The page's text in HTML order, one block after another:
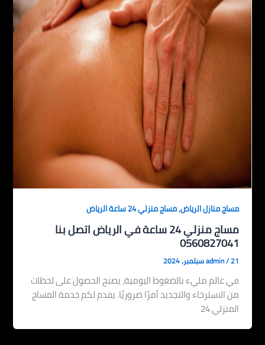
مساج منازل الرياض,مساج منزلي 24 ساعة الرياض
مساج منزلي 24 ساعة في الرياض اتصل بنا
0560827041
admin/21 سبتمبر، 2024
في عالم مليء بالضغوط اليومية، يصبح الحصول على لحظات
من الاسترخاء والتجديد أمرًا ضروريًا. يقدم لكم خدمة المساج
المنزلي 24